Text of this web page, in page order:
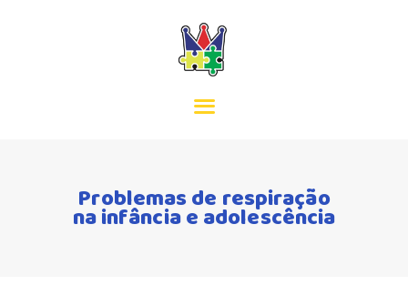
Problemas de respiração
na infância e adolescência
EQUIPA
SERVIÇOS